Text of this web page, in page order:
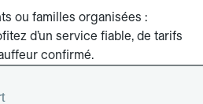
ou familles organisées :
d’un service fiable, de tarifs
confirmé.